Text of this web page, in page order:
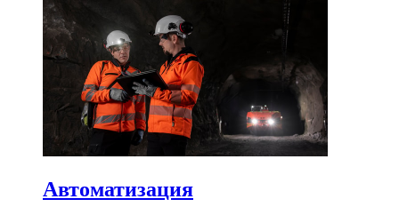
Автоматизация